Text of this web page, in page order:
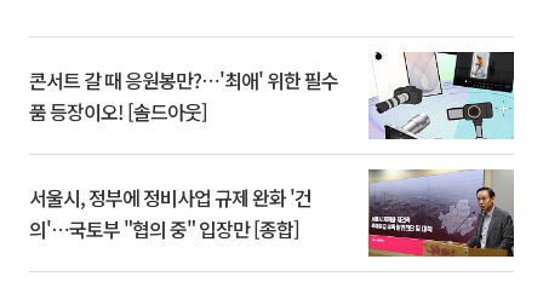
콘서트 갈 때 응원봉만?⋯'최애' 위한 필수
품 등장이오! [솔드아웃]
서울시, 정부에 정비사업 규제 완화 '건
의'⋯국토부 "협의 중" 입장만 [종합]